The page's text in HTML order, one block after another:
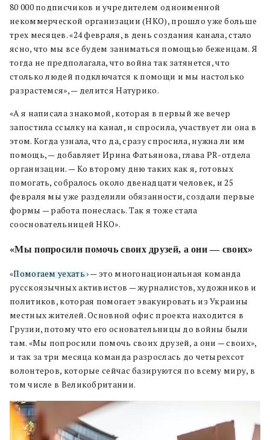
80 000 подписчиков и учредителем одноименной
некоммерческой организации (НКО), прошло уже больше
трех месяцев. «24 февраля, в день создания канала, стало
ясно, что мы все будем заниматься помощью беженцам. Я
тогда не предполагала, что война так затянется, что
столько людей подключатся к помощи и мы настолько
разрастемся», — делится Натурико.
«А я написала знакомой, которая в первый же вечер
запостила ссылку на канал, и спросила, участвует ли она в
этом. Когда узнала, что да, сразу спросила, нужна ли им
помощь, — добавляет Ирина Фатьянова, глава PR-отдела
организации. — Ко второму дню таких как я, готовых
помогать, собралось около двенадцати человек, и 25
февраля мы уже разделили обязанности, создали первые
формы — работа понеслась. Так я тоже стала
соосновательницей НКО».
«Мы попросили помочь своих друзей, а они — своих»
«Помогаем уехать» — это многонациональная команда
русскоязычных активистов — журналистов, художников и
политиков, которая помогает эвакуировать из Украины
местных жителей. Основной офис проекта находится в
Грузии, потому что его основательницы до войны были
там. «Мы попросили помочь своих друзей, а они — своих»,
и так за три месяца команда разрослась до четырехсот
волонтеров, которые сейчас базируются по всему миру, в
том числе в Великобритании.